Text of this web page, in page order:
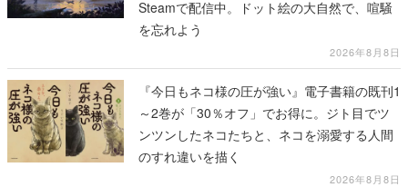
Steamで配信中。ドット絵の大自然で、喧騒
を忘れよう
2026年8月8日
『今日もネコ様の圧が強い』電子書籍の既刊1
～2巻が「30％オフ」でお得に。ジト目でツ
ンツンしたネコたちと、ネコを溺愛する人間
のすれ違いを描く
2026年8月8日